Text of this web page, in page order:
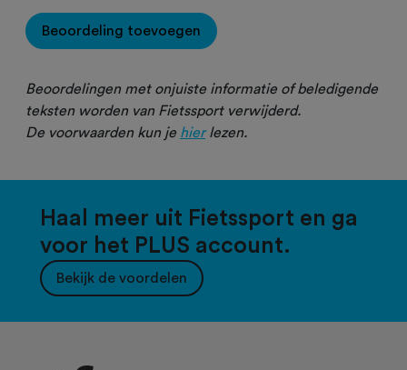
Beoordeling toevoegen
Beoordelingen met onjuiste informatie of beledigende
teksten worden van Fietssport verwijderd.
De voorwaarden kun je hierlezen.
Haal meer uit Fietssport en ga
voor het PLUS account.
Bekijk de voordelen